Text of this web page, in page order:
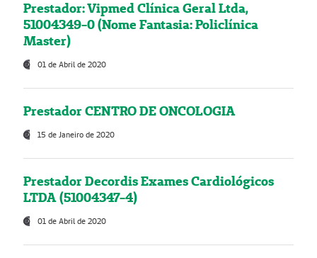
Prestador: Vipmed Clínica Geral Ltda,
51004349-0 (Nome Fantasia: Policlínica
Master)
01 de Abril de 2020
Prestador CENTRO DE ONCOLOGIA
15 de Janeiro de 2020
Prestador Decordis Exames Cardiológicos
LTDA (51004347-4)
01 de Abril de 2020